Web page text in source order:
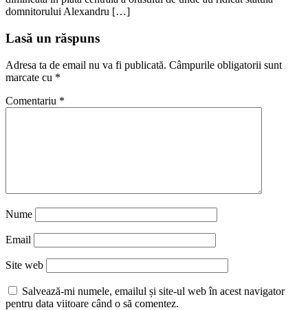
domnitorului Alexandru […]
Lasă un răspuns
Adresa ta de email nu va fi publicată. Câmpurile obligatorii sunt
marcate cu *
Comentariu *
Nume
Email
Site web
Salvează-mi numele, emailul și site-ul web în acest navigator
pentru data viitoare când o să comentez.